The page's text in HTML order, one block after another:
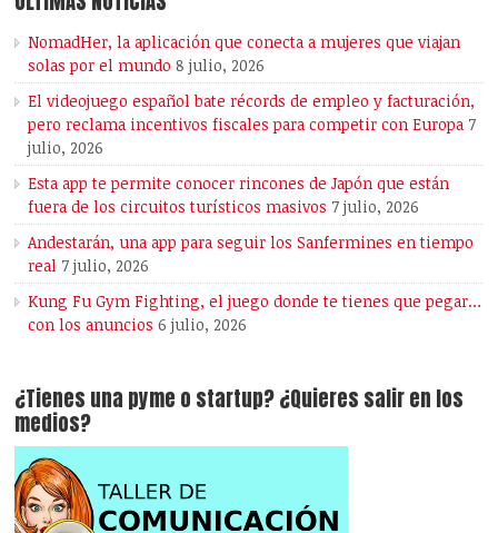
NomadHer, la aplicación que conecta a mujeres que viajan
solas por el mundo 8 julio, 2026
El videojuego español bate récords de empleo y facturación,
pero reclama incentivos fiscales para competir con Europa 7
julio, 2026
Esta app te permite conocer rincones de Japón que están
fuera de los circuitos turísticos masivos 7 julio, 2026
Andestarán, una app para seguir los Sanfermines en tiempo
real 7 julio, 2026
Kung Fu Gym Fighting, el juego donde te tienes que pegar…
con los anuncios 6 julio, 2026
¿Tienes una pyme o startup? ¿Quieres salir en los
medios?